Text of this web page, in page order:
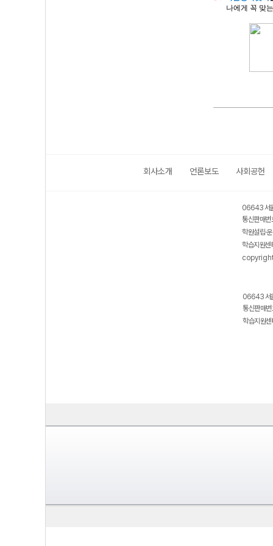
나에게 꼭 맞는
회사소개 언론보도 사회공헌
06643 서
통신판매
학원설립·
학습지원
06643 서
통신판매
학습지원